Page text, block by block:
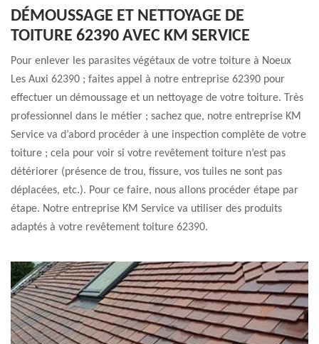
DÉMOUSSAGE ET NETTOYAGE DE
TOITURE 62390 AVEC KM SERVICE
Pour enlever les parasites végétaux de votre toiture à Noeux
Les Auxi 62390 ; faites appel à notre entreprise 62390 pour
effectuer un démoussage et un nettoyage de votre toiture. Très
professionnel dans le métier ; sachez que, notre entreprise KM
Service va d’abord procéder à une inspection complète de votre
toiture ; cela pour voir si votre revêtement toiture n’est pas
détériorer (présence de trou, fissure, vos tuiles ne sont pas
déplacées, etc.). Pour ce faire, nous allons procéder étape par
étape. Notre entreprise KM Service va utiliser des produits
adaptés à votre revêtement toiture 62390.